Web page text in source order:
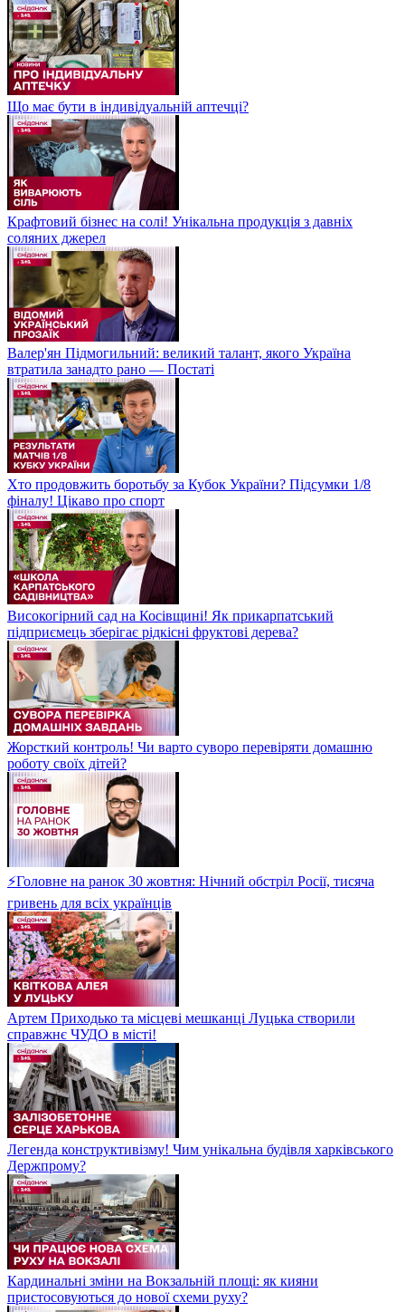
Що має бути в індивідуальній аптечці?
Крафтовий бізнес на солі! Унікальна продукція з давніх
соляних джерел
Валер'ян Підмогильний: великий талант, якого Україна
втратила занадто рано — Постаті
Хто продовжить боротьбу за Кубок України? Підсумки 1/8
фіналу! Цікаво про спорт
Високогірний сад на Косівщині! Як прикарпатський
підприємець зберігає рідкісні фруктові дерева?
Жорсткий контроль! Чи варто суворо перевіряти домашню
роботу своїх дітей?
⚡Головне на ранок 30 жовтня: Нічний обстріл Росії, тисяча
гривень для всіх українців
Артем Приходько та місцеві мешканці Луцька створили
справжнє ЧУДО в місті!
Легенда конструктивізму! Чим унікальна будівля харківського
Держпрому?
Кардинальні зміни на Вокзальній площі: як кияни
пристосовуються до нової схеми руху?